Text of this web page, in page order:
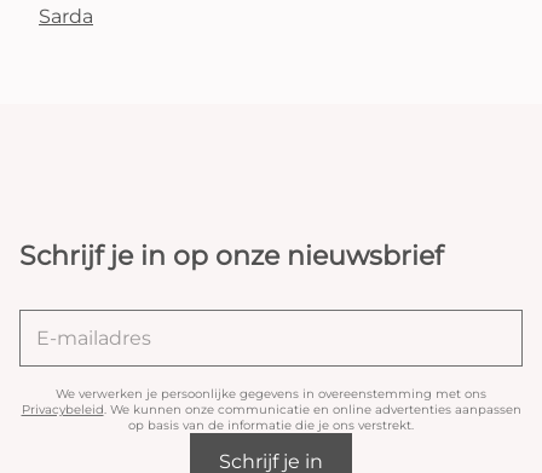
Sarda
Schrijf je in op onze nieuwsbrief
We verwerken je persoonlijke gegevens in overeenstemming met ons
Privacybeleid. We kunnen onze communicatie en online advertenties aanpassen
op basis van de informatie die je ons verstrekt.
Schrijf je in